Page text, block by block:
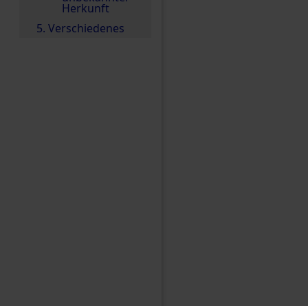
Herkunft
5. Verschiedenes